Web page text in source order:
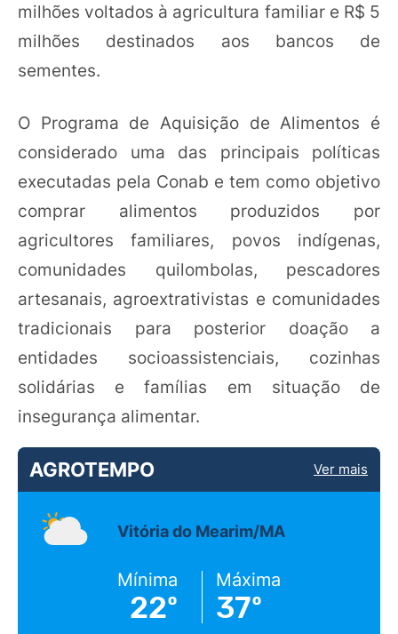
milhões voltados à agricultura familiar e R$ 5
milhões destinados aos bancos de
sementes.
O Programa de Aquisição de Alimentos é
considerado uma das principais políticas
executadas pela Conab e tem como objetivo
comprar alimentos produzidos por
agricultores familiares, povos indígenas,
comunidades quilombolas, pescadores
artesanais, agroextrativistas e comunidades
tradicionais para posterior doação a
entidades socioassistenciais, cozinhas
solidárias e famílias em situação de
insegurança alimentar.
AGROTEMPO Ver mais
Vitória do Mearim/MA
Mínima
22º
Máxima
37º